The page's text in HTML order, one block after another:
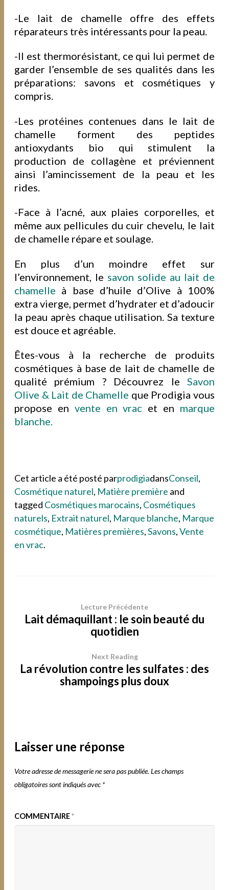
-Le lait de chamelle offre des effets
réparateurs très intéressants pour la peau.
-Il est thermorésistant, ce qui lui permet de
garder l’ensemble de ses qualités dans les
préparations: savons et cosmétiques y
compris.
-Les protéines contenues dans le lait de
chamelle forment des peptides
antioxydants bio qui stimulent la
production de collagène et préviennent
ainsi l’amincissement de la peau et les
rides.
-Face à l’acné, aux plaies corporelles, et
même aux pellicules du cuir chevelu, le lait
de chamelle répare et soulage.
En plus d’un moindre effet sur
l’environnement, le savon solide au lait de
chamelle à base d’huile d’Olive à 100%
extra vierge, permet d’hydrater et d’adoucir
la peau après chaque utilisation. Sa texture
est douce et agréable.
Êtes-vous à la recherche de produits
cosmétiques à base de lait de chamelle de
qualité prémium ? Découvrez le Savon
Olive & Lait de Chamelle que Prodigia vous
propose en vente en vrac et en marque
blanche.
Cet article a été posté parprodigiadansConseil,
Cosmétique naturel, Matière première and
tagged Cosmétiques marocains, Cosmétiques
naturels, Extrait naturel, Marque blanche, Marque
cosmétique, Matières premières,Savons,Vente
en vrac.
Lecture Précédente
Lait démaquillant : le soin beauté du
quotidien
Next Reading
La révolution contre les sulfates : des
shampoings plus doux
Laisser une réponse
Votre adresse de messagerie ne sera pas publiée. Les champs
obligatoires sont indiqués avec *
COMMENTAIRE*